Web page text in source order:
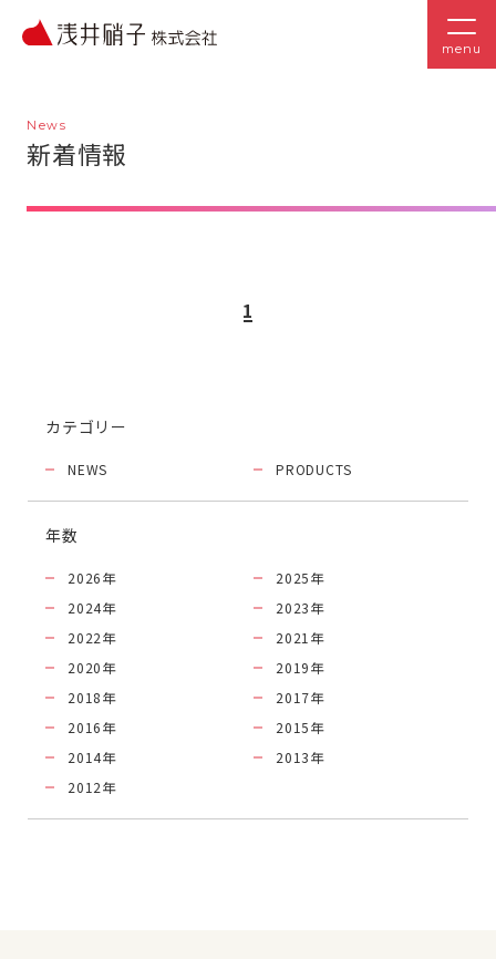
menu
News
新着情報
1
カテゴリー
NEWS PRODUCTS
年数
2026年 2025年
2024年 2023年
2022年 2021 年
2020年 2019年
2018年 2017年
2016年 2015年
2014年 2013年
2012年